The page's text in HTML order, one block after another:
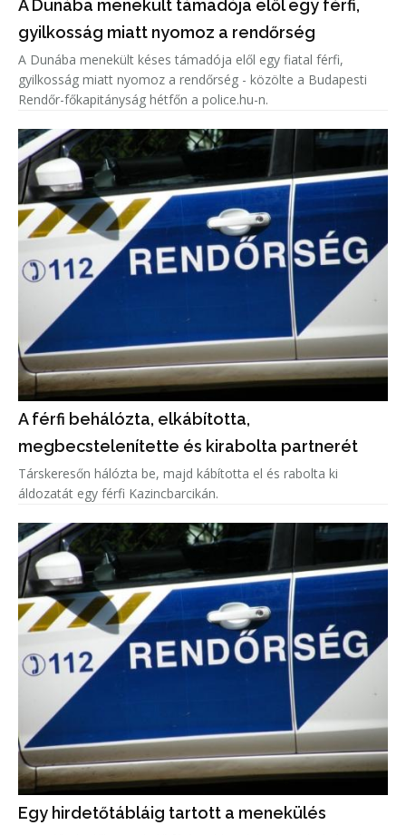
A Dunába menekült támadója elől egy férfi,
gyilkosság miatt nyomoz a rendőrség
A Dunába menekült késes támadója elől egy fiatal férfi,
gyilkosság miatt nyomoz a rendőrség - közölte a Budapesti
Rendőr-főkapitányság hétfőn a police.hu-n.
A férfi behálózta, elkábította,
megbecstelenítette és kirabolta partnerét
Társkeresőn hálózta be, majd kábította el és rabolta ki
áldozatát egy férfi Kazincbarcikán.
Egy hirdetőtábláig tartott a menekülés